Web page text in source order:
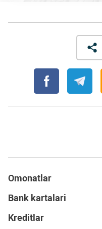
Omonatlar
Bank kartalari
Kreditlar